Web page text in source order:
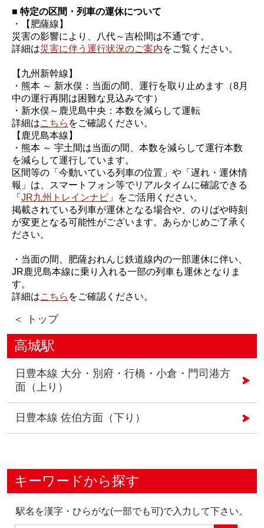
■ 特定の区間・列車の運休について
・【肥薩線】
災害の影響により、八代～吉松間は不通です。
詳細は災害に伴う運行状況のご案内をご覧ください。
【九州新幹線】
・熊本 ～ 新水俣：当面の間、運行を取り止めます（8月
中の運行再開は困難な見込みです）
・新水俣～鹿児島中央：本数を減らして運転
詳細はこちら をご確認ください。
【鹿児島本線】
・熊本 ～ 宇土間は当面の間、本数を減らして運行本数
を減らして運行しています。
区間等の「今動いている列車の位置」や「遅れ・運休情
報」は、スマートフォン等でリアルタイムに確認できる
「JR九州トレインナビ 」をご活用ください。
掲載されている列車が運休となる場合や、のりばや時刻
が変更となる可能性がございます。あらかじめご了承く
ださい。
・当面の間、肥薩おれんじ鉄道線内の一部運休に伴い、
JR鹿児島本線に乗り入れる一部の列車も運休となりま
す。
詳細はこちら をご確認ください。
＜ トップ
高城駅
日豊本線 大分・別府・行橋・小倉・門司港方
面（上り）
日豊本線 佐伯方面（下り）
キーワードから探す
駅名を漢字・ひらがな(一部でも可)で入力して下さい。